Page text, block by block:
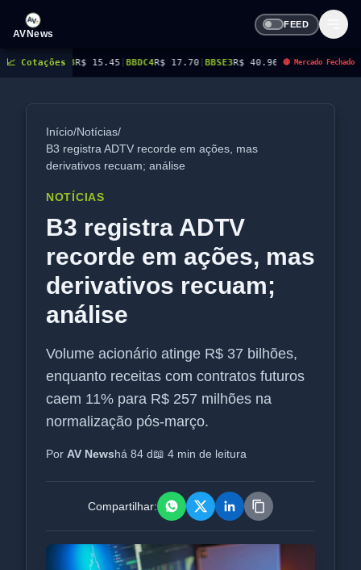
AVNews
FEED
📈 Cotações
R$ 15.45|BBDC4 R$ 17.70|BBSE3 R$ 40.96|BEES3R$ 8.77|BEES4 R$
🔴 Mercado Fechado
Início/Notícias/
B3 registra ADTV recorde em ações, mas
derivativos recuam; análise
NOTÍCIAS
B3 registra ADTV
recorde em ações, mas
derivativos recuam;
análise
Volume acionário atinge R$ 37 bilhões,
enquanto receitas com contratos futuros
caem 11% para R$ 257 milhões na
normalização pós-março.
Por AV Newshá 84 d📖 4 min de leitura
Compartilhar: